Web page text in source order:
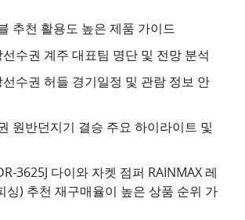
추천 활용도 높은 제품 가이드
수권 계주 대표팀 명단 및 전망 분석
수권 허들 경기일정 및 관람 정보 안
원반던지기 결승 주요 하이라이트 및
3625J 다이와 자켓 점퍼 RAINMAX 레
싱) 추천 재구매율이 높은 상품 순위 가